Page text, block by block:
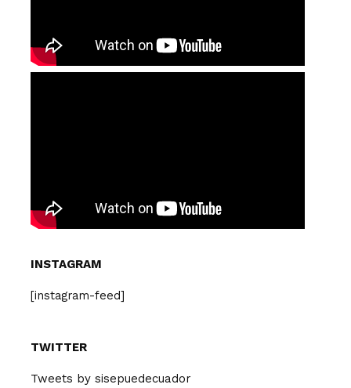
INSTAGRAM
[instagram-feed]
TWITTER
Tweets by sisepuedecuador